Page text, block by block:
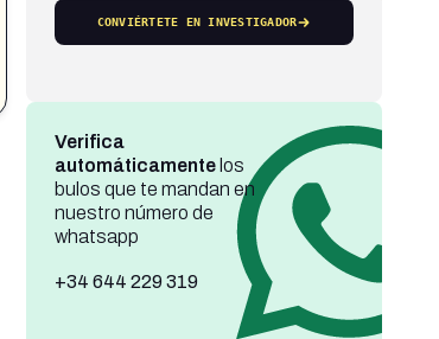
CONVIÉRTETE EN INVESTIGADOR
Verifica
automáticamentelos
bulos que te mandan en
nuestro número de
whatsapp
+34 644 229 319